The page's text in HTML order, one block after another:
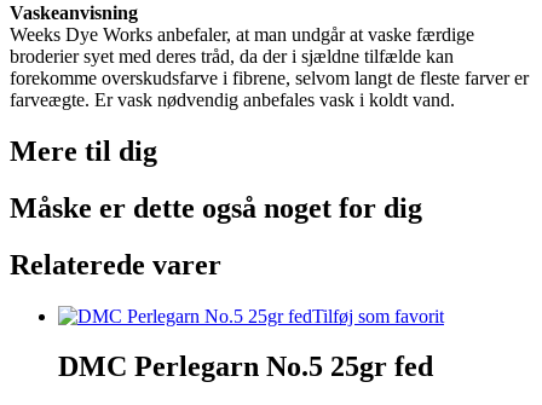
Vaskeanvisning
Weeks Dye Works anbefaler, at man undgår at vaske færdige
broderier syet med deres tråd, da der i sjældne tilfælde kan
forekomme overskudsfarve i fibrene, selvom langt de fleste farver er
farveægte. Er vask nødvendig anbefales vask i koldt vand.
Mere til dig
Måske er dette også noget for dig
Relaterede varer
Tilføj som favorit
DMC Perlegarn No.5 25gr fed